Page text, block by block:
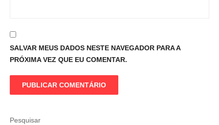
SALVAR MEUS DADOS NESTE NAVEGADOR PARA A
PRÓXIMA VEZ QUE EU COMENTAR.
Pesquisar